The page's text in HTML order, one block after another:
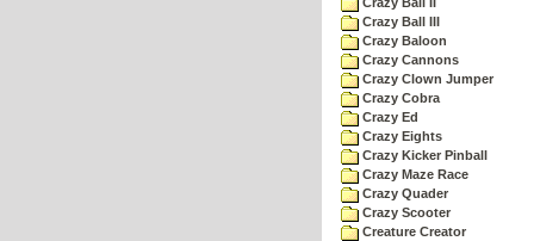
Crazy Ball III
Crazy Baloon
Crazy Cannons
Crazy Clown Jumper
Crazy Cobra
Crazy Ed
Crazy Eights
Crazy Kicker Pinball
Crazy Maze Race
Crazy Quader
Crazy Scooter
Creature Creator